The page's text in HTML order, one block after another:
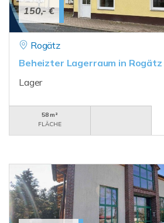
150,- €
Rogätz
Beheizter Lagerraum in Rogätz
Lager
58 m²
FLÄCHE